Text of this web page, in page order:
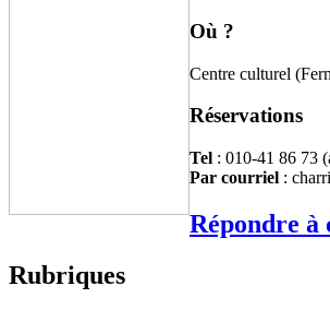
Où ?
Centre culturel
Réservations
Tel : 010-41 86 73
Par courriel :
Répondre à
Rubriques